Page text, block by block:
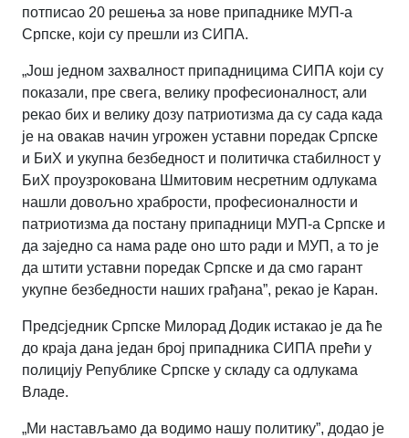
потписао 20 решења за нове припаднике МУП-а
Српске, који су прешли из СИПА.
„Још једном захвалност припадницима СИПА који су
показали, пре свега, велику професионалност, али
рекао бих и велику дозу патриотизма да су сада када
је на овакав начин угрожен уставни поредак Српске
и БиХ и укупна безбедност и политичка стабилност у
БиХ проузрокована Шмитовим несретним одлукама
нашли довољно храбрости, професионалности и
патриотизма да постану припадници МУП-а Српске и
да заједно са нама раде оно што ради и МУП, а то је
да штити уставни поредак Српске и да смо гарант
укупне безбедности наших грађана”, рекао је Каран.
Предсједник Српске Милорад Додик истакао је да ће
до краја дана један број припадника СИПА прећи у
полицију Републике Српске у складу са одлукама
Владе.
„Ми настављамо да водимо нашу политику”, додао је